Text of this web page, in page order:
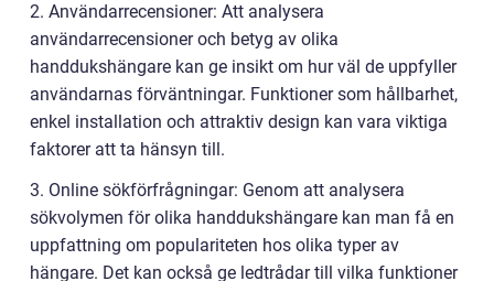
2. Användarrecensioner: Att analysera
användarrecensioner och betyg av olika
handdukshängare kan ge insikt om hur väl de uppfyller
användarnas förväntningar. Funktioner som hållbarhet,
enkel installation och attraktiv design kan vara viktiga
faktorer att ta hänsyn till.
3. Online sökförfrågningar: Genom att analysera
sökvolymen för olika handdukshängare kan man få en
uppfattning om populariteten hos olika typer av
hängare. Det kan också ge ledtrådar till vilka funktioner